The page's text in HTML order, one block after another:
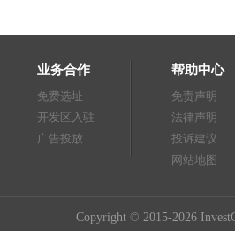
业务合作
免费选址
开发区入驻
广告投放
帮助中心
免责声明
法律声明
投诉建议
网站地图
Copyright © 2015-2026